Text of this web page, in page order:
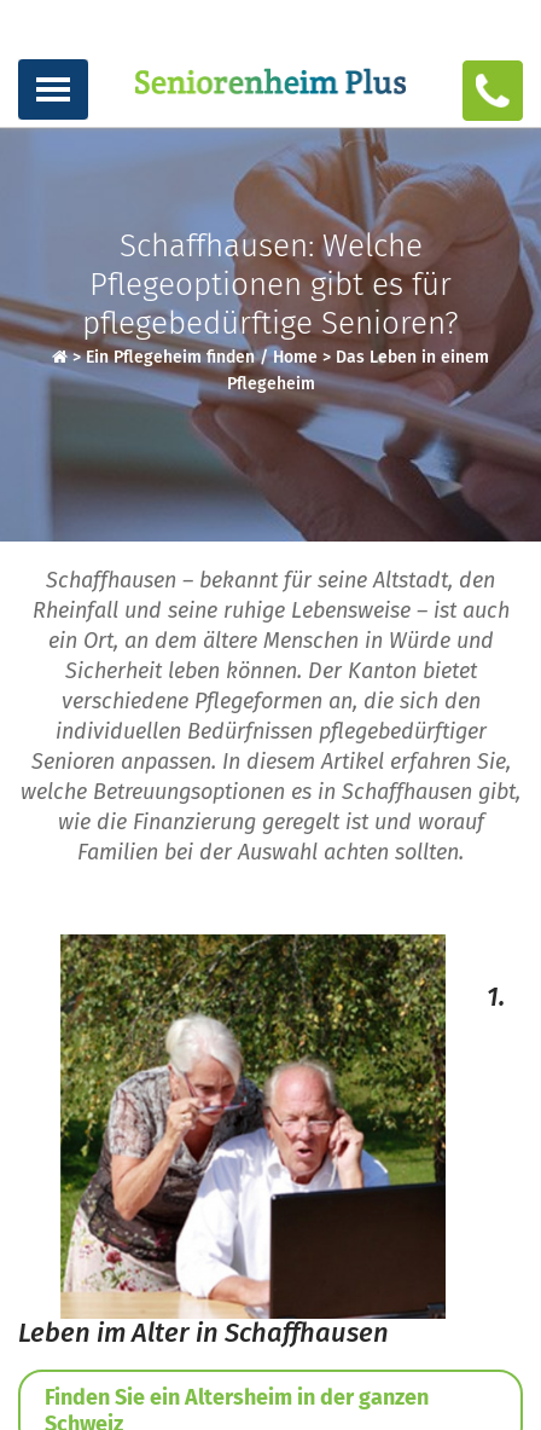
Schaffhausen: Welche
Pflegeoptionen gibt es für
pflegebedürftige Senioren?
>Ein Pflegeheim finden / Home > Das Leben in einem
Pflegeheim
Schaffhausen – bekannt für seine Altstadt, den
Rheinfall und seine ruhige Lebensweise – ist auch
ein Ort, an dem ältere Menschen in Würde und
Sicherheit leben können. Der Kanton bietet
verschiedene Pflegeformen an, die sich den
individuellen Bedürfnissen pflegebedürftiger
Senioren anpassen. In diesem Artikel erfahren Sie,
welche Betreuungsoptionen es in Schaffhausen gibt,
wie die Finanzierung geregelt ist und worauf
Familien bei der Auswahl achten sollten.
1.
Leben im Alter in Schaffhausen
Finden Sie ein Altersheim in der ganzen
Schweiz